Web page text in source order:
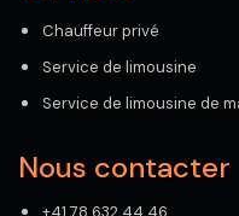
Chauffeur privé
Service de limousine
Service de limousine de
Nous contacter
+41 78 632 44 46